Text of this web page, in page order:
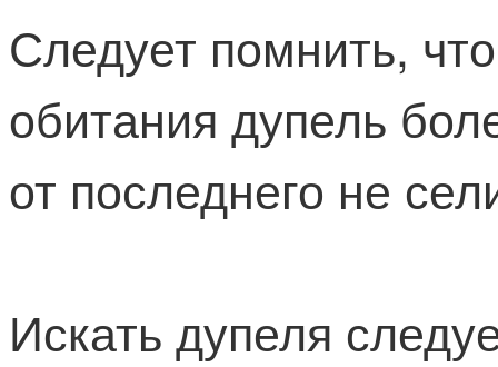
Следует помнить,
обитания дупель
от последнего не
Искать дупеля